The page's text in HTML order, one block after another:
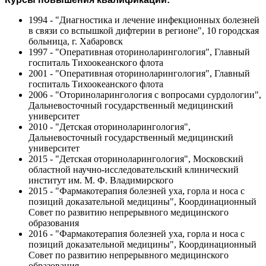
1994 - "Диагностика и лечение инфекционных болезней
в связи со вспышкой дифтерии в регионе", 10 городская
больница, г. Хабаровск
1997 - "Оперативная оториноларингология", Главный
госпиталь Тихоокеанского флота
2001 - "Оперативная оториноларингология", Главный
госпиталь Тихоокеанского флота
2006 - "Оториноларингология с вопросами сурдологии",
Дальневосточный государственный медицинский
университет
2010 - "Детская оториноларингология",
Дальневосточный государственный медицинский
университет
2015 - "Детская оториноларингология", Московский
областной научно-исследовательский клинический
институт им. М. Ф. Владимирского
2015 - "Фармакотерапия болезней уха, горла и носа с
позиций доказательной медицины", Координационный
Совет по развитию непрерывного медицинского
образования
2016 - "Фармакотерапия болезней уха, горла и носа с
позиций доказательной медицины", Координационный
Совет по развитию непрерывного медицинского